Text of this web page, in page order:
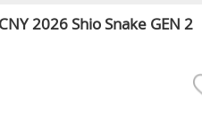
2026 Shio Snake GEN 2